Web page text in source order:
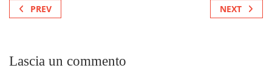
PREV NEXT
Lascia un commento